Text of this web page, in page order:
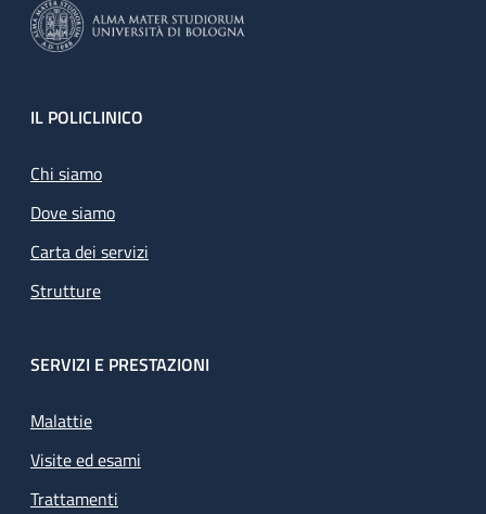
Footer
IL POLICLINICO
Chi siamo
Dove siamo
Carta dei servizi
Strutture
SERVIZI E PRESTAZIONI
Malattie
Visite ed esami
Trattamenti